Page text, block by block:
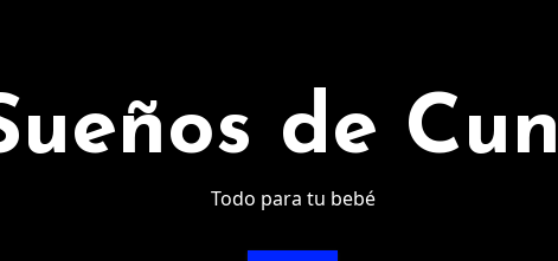
de
Todo para tu bebé